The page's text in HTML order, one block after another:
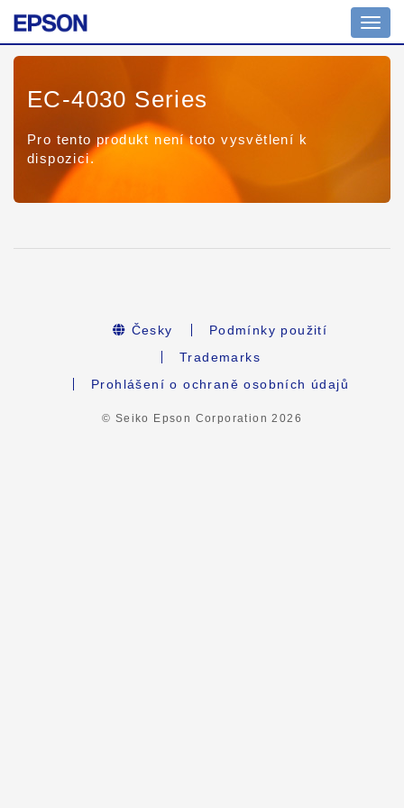
EC-4030 Series
Pro tento produkt není toto vysvětlení k
dispozici.
Česky
Podmínky použití
Trademarks
Prohlášení o ochraně osobních údajů
© Seiko Epson Corporation2026